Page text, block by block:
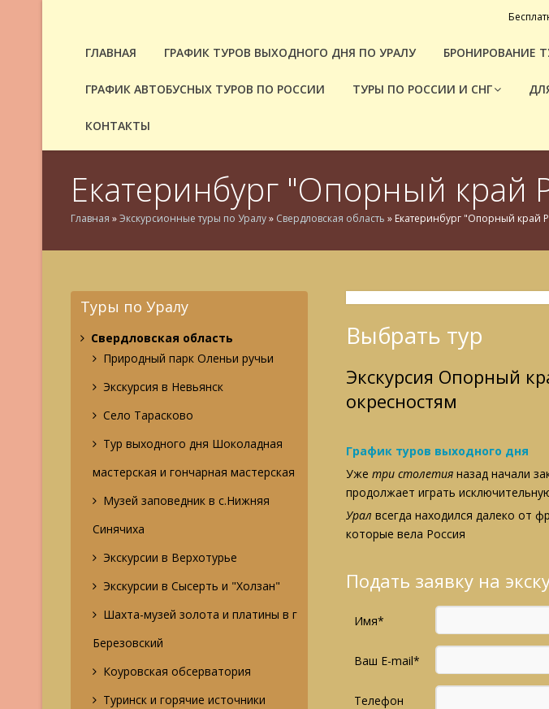
ГЛАВНАЯ ГРАФИК ТУРОВ ВЫХОДНОГО ДНЯ ПО УРАЛУ БРОНИРОВАНИЕ
ГРАФИК АВТОБУСНЫХ ТУРОВ ПО РОССИИ ТУРЫ ПО РОССИИ И СНГ
КОНТАКТЫ
Екатеринбург "Опорный край
Главная »Экскурсионные туры по Уралу» Свердловская область » Екатеринбург "Опорный край
Туры по Уралу
Свердловская область
Природный парк Оленьи ручьи
Экскурсия в Невьянск
Село Тарасково
Тур выходного дня Шоколадная
мастерская и гончарная мастерская
Музей заповедник в с.Нижняя
Синячиха
Экскурсии в Верхотурье
Экскурсии в Сысерть и "Холзан"
Шахта-музей золота и платины в г
Березовский
Коуровская обсерватория
Туринск и горячие источники
Выбрать тур
Экскурсия Опорный
окресностям
График туров выходного дня
Ужетри столетия назад начали
продолжает играть
Урал всегда находился далеко от
которые вела Россия
Подать заявку на
Имя*
Ваш E-mail*
Телефон